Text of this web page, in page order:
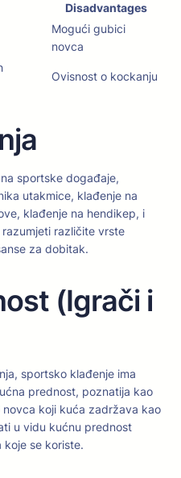
Disadvantages
Mogući gubici
novca
Ovisnost o kockanju
sportske događaje,
utakmice, klađenje na
klađenje na hendikep, i
različite vrste
za dobitak.
(Igrači i
sportsko klađenje ima
prednost, poznatija kao
novca koji kuća zadržava kao
u vidu kućnu prednost
koje se koriste.